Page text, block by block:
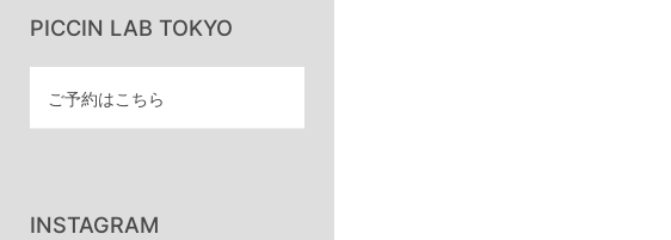
PICCIN LAB TOKYO
ご予約はこちら
INSTAGRAM